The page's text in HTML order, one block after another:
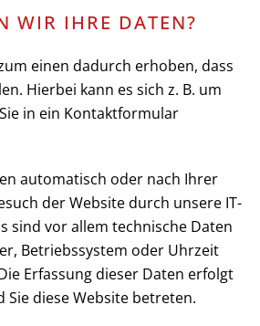
WIR IHRE DATEN?
einen dadurch erhoben, dass
Hierbei kann es sich z. B. um
in ein Kontaktformular
automatisch oder nach Ihrer
der Website durch unsere IT-
sind vor allem technische Daten
Betriebssystem oder Uhrzeit
Erfassung dieser Daten erfolgt
diese Website betreten.